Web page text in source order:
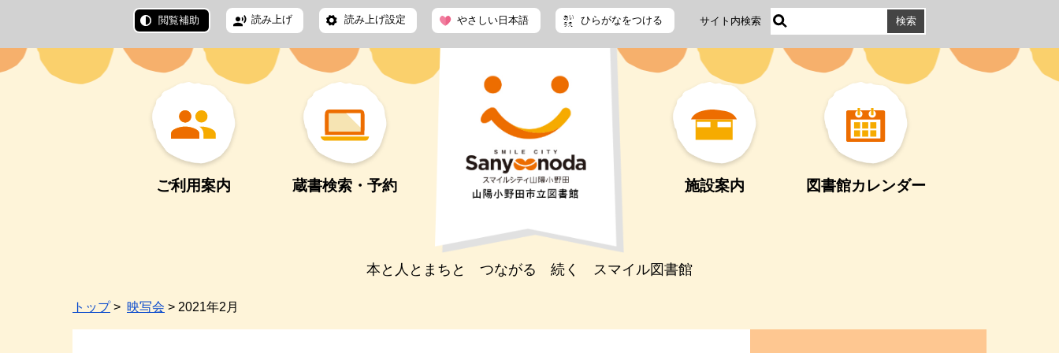
閲覧補助 読み上げ 読み上げ設定 やさしい日本語 ひらがなをつける サイト内検索
ご利用案内 蔵書検索・予約 施設案内 図書館カレンダー
本と人とまちと つながる 続く スマイル図書館
トップ> 映写会 > 2021年2月